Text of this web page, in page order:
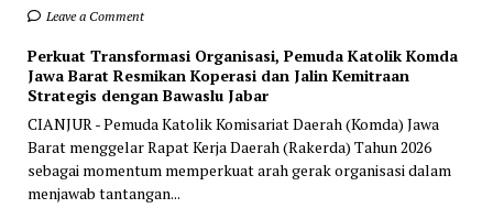
Leave a Comment
Perkuat Transformasi Organisasi, Pemuda Katolik Komda
Jawa Barat Resmikan Koperasi dan Jalin Kemitraan
Strategis dengan Bawaslu Jabar
CIANJUR - Pemuda Katolik Komisariat Daerah (Komda) Jawa
Barat menggelar Rapat Kerja Daerah (Rakerda) Tahun 2026
sebagai momentum memperkuat arah gerak organisasi dalam
menjawab tantangan...